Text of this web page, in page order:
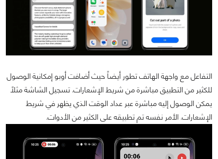
التفاعل مع واجهة الهاتف تطور أيضاً حيث أضافت أوبو إمكانية الوصول
للكثير من التطبيق مباشرة من شريط الإشعارات. تسجيل الشاشة مثلاً
يمكن الوصول إليه مباشرة عبر عداد الوقت الذي يظهر في شريط
الإشعارات. الأمر نفسه تم تطبيقه على الكثير من الأدوات.